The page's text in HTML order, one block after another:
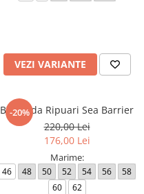
VEZI VARIANTE
-20%
Bermuda Ripuari Sea Barrier
220,00 Lei
176,00 Lei
Marime:
46 48 50 52 54 56
58
60
62